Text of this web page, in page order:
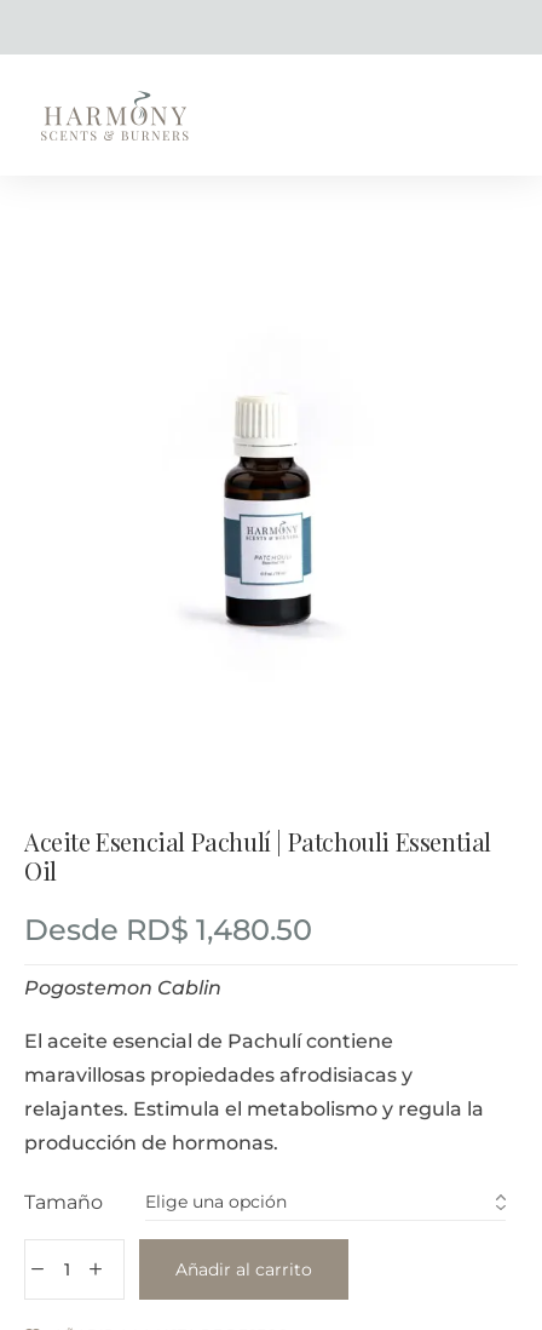
Aceite Esencial Pachulí | Patchouli Essential
Oil
Desde RD$ 1,480.50
Pogostemon Cablin
El aceite esencial de Pachulí contiene
maravillosas propiedades afrodisiacas y
relajantes. Estimula el metabolismo y regula la
producción de hormonas.
Tamaño
Añadir al carrito